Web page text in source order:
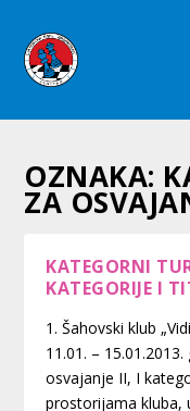
OZNAKA:
ZA
KATEGORNI
KATEGORIJE I
1. Šahovski klub
11.01. –
osvajanje II, I
prostorijama kluba,